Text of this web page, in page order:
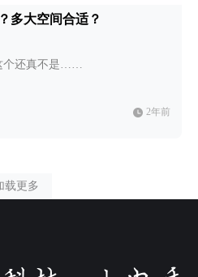
多大空间合适？
个还真不是……
2年前
载更多